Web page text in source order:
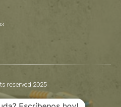
reserved 2025
BFSMarketing.com